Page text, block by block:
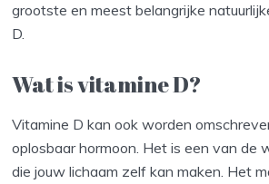
grootste en meest belangrijke
D.
Wat is vitamine D?
Vitamine D kan ook worden
oplosbaar hormoon. Het is een van de
die jouw lichaam zelf kan maken. Het